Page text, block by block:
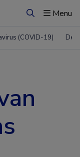
ZoekenMenu
(COVID-19)